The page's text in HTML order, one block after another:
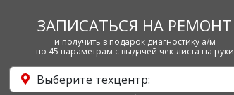
ЗАПИСАТЬСЯ НА РЕМОНТ
и получить в подарок диагностику а/м
по 45 параметрам с выдачей чек-листа на руки
Выберите техцентр: